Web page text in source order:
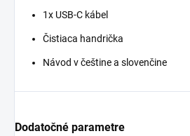
1x USB-C kábel
Čistiaca handrička
Návod v češtine a slovenčine
Dodatočné parametre